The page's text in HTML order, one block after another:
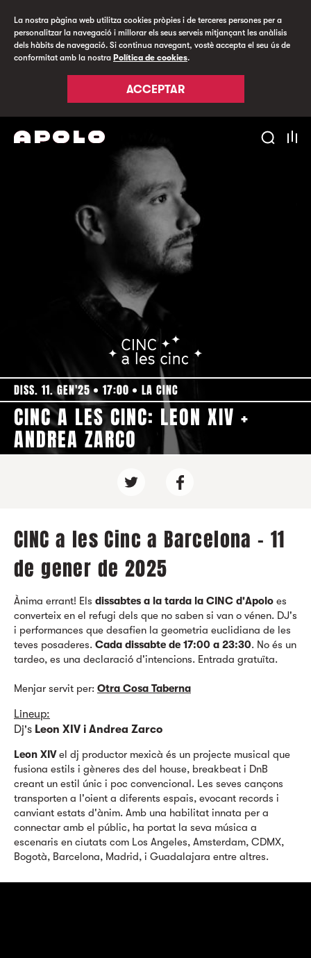
La nostra pàgina web utilitza cookies pròpies i de terceres persones per a
personalitzar la navegació i millorar els seus serveis mitjançant les anàlisis
dels hàbits de navegació. Si continua navegant, vostè accepta el seu ús de
conformitat amb la nostra Política de cookies.
ACCEPTAR
DISS. 11. GEN'25 17:00 LA CINC
CINC A LES CINC: LEON XIV +
ANDREA ZARCO
CINC a les Cinc a Barcelona - 11
de gener de 2025
Ànima errant! Els dissabtes a la tarda la CINC d'Apolo es
converteix en el refugi dels que no saben si van o vénen. DJ's
i performances que desafien la geometria euclidiana de les
teves posaderes. Cada dissabte de 17:00 a 23:30. No és un
tardeo, es una declaració d'intencions. Entrada gratuïta.
Menjar servit per: Otra Cosa Taberna
Lineup:
Dj's Leon XIV i Andrea Zarco
Leon XIVel dj productor mexicà és un projecte musical que
fusiona estils i gèneres des del house, breakbeat i DnB
creant un estil únic i poc convencional. Les seves cançons
transporten a l'oient a diferents espais, evocant records i
canviant estats d'ànim. Amb una habilitat innata per a
connectar amb el públic, ha portat la seva música a
escenaris en ciutats com Los Angeles, Amsterdam, CDMX,
Bogotà, Barcelona, Madrid, i Guadalajara entre altres.